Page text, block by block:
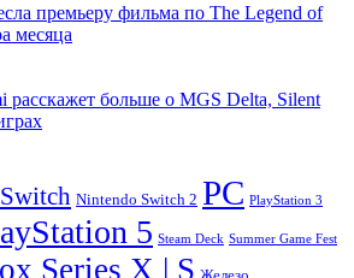
премьеру фильма по The Legend of
месяца
расскажет больше о MGS Delta, Silent
Nintendo Switch 2 PC PlayStation 3
5 Steam Deck Summer Game Fest
Series X | S